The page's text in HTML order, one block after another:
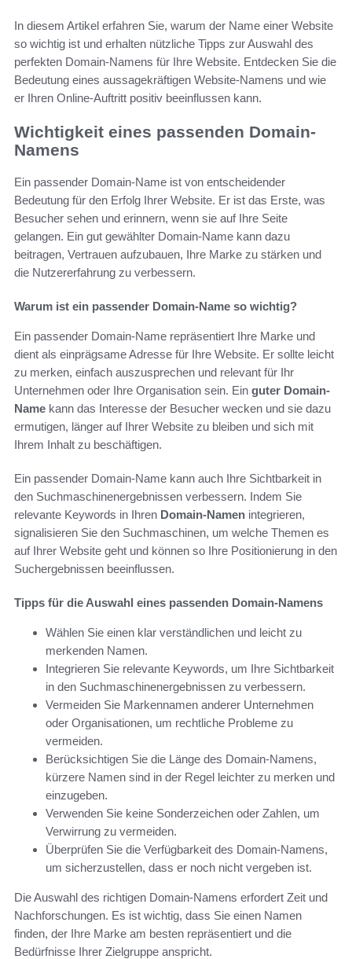
In diesem Artikel erfahren Sie, warum der Name einer Website
so wichtig ist und erhalten nützliche Tipps zur Auswahl des
perfekten Domain-Namens für Ihre Website. Entdecken Sie die
Bedeutung eines aussagekräftigen Website-Namens und wie
er Ihren Online-Auftritt positiv beeinflussen kann.
Wichtigkeit eines passenden Domain-
Namens
Ein passender Domain-Name ist von entscheidender
Bedeutung für den Erfolg Ihrer Website. Er ist das Erste, was
Besucher sehen und erinnern, wenn sie auf Ihre Seite
gelangen. Ein gut gewählter Domain-Name kann dazu
beitragen, Vertrauen aufzubauen, Ihre Marke zu stärken und
die Nutzererfahrung zu verbessern.
Warum ist ein passender Domain-Name so wichtig?
Ein passender Domain-Name repräsentiert Ihre Marke und
dient als einprägsame Adresse für Ihre Website. Er sollte leicht
zu merken, einfach auszusprechen und relevant für Ihr
Unternehmen oder Ihre Organisation sein. Ein guter Domain-
Name kann das Interesse der Besucher wecken und sie dazu
ermutigen, länger auf Ihrer Website zu bleiben und sich mit
Ihrem Inhalt zu beschäftigen.
Ein passender Domain-Name kann auch Ihre Sichtbarkeit in
den Suchmaschinenergebnissen verbessern. Indem Sie
relevante Keywords in Ihren Domain-Namen integrieren,
signalisieren Sie den Suchmaschinen, um welche Themen es
auf Ihrer Website geht und können so Ihre Positionierung in den
Suchergebnissen beeinflussen.
Tipps für die Auswahl eines passenden Domain-Namens
Wählen Sie einen klar verständlichen und leicht zu
merkenden Namen.
Integrieren Sie relevante Keywords, um Ihre Sichtbarkeit
in den Suchmaschinenergebnissen zu verbessern.
Vermeiden Sie Markennamen anderer Unternehmen
oder Organisationen, um rechtliche Probleme zu
vermeiden.
Berücksichtigen Sie die Länge des Domain-Namens,
kürzere Namen sind in der Regel leichter zu merken und
einzugeben.
Verwenden Sie keine Sonderzeichen oder Zahlen, um
Verwirrung zu vermeiden.
Überprüfen Sie die Verfügbarkeit des Domain-Namens,
um sicherzustellen, dass er noch nicht vergeben ist.
Die Auswahl des richtigen Domain-Namens erfordert Zeit und
Nachforschungen. Es ist wichtig, dass Sie einen Namen
finden, der Ihre Marke am besten repräsentiert und die
Bedürfnisse Ihrer Zielgruppe anspricht.